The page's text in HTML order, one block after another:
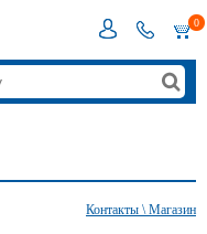
0
Контакты \ Магазин